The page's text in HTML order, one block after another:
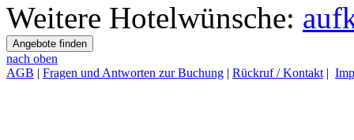
Weitere Hotelwünsche:
nach oben
AGB | Fragen und Antworten zur Buchung | Rückruf / Kontakt |